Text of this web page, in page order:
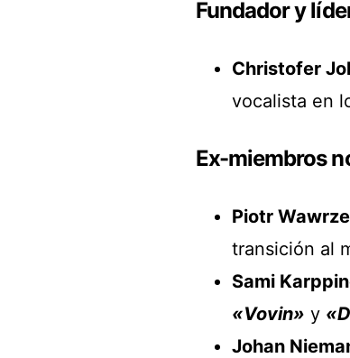
Fundador y
Christofer
vocalista en
Ex-miembros
Piotr
transición al
Sami
«Vovin» y
Johan